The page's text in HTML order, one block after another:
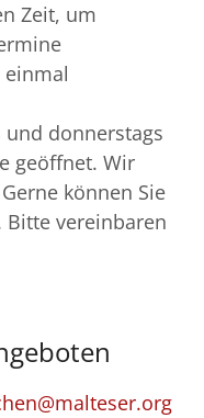
Zeit, um
und donnerstags
geöffnet. Wir
können Sie
vereinbaren